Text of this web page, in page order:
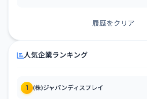
履歴をクリア
人気企業ランキング
1 (株)ジャパンディスプレイ